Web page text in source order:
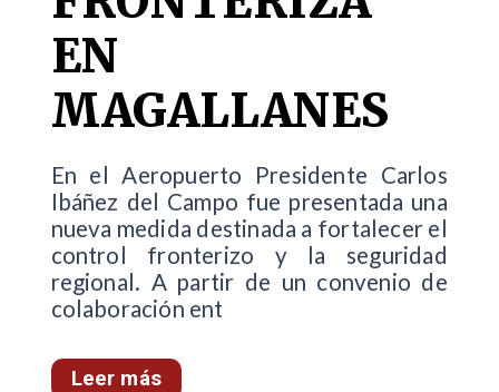
EN
MAGALLANES
En el Aeropuerto Presidente Carlos
Ibáñez del Campo fue presentada una
nueva medida destinada a fortalecer el
control fronterizo y la seguridad
regional. A partir de un convenio de
colaboración ent
Leer más